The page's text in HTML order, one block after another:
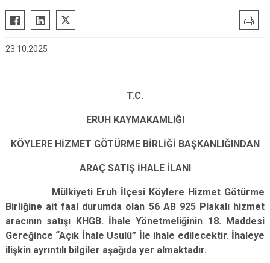
23.10.2025
T.C.
ERUH KAYMAKAMLIĞI
KÖYLERE HİZMET GÖTÜRME BİRLİĞİ BAŞKANLIĞINDAN
ARAÇ SATIŞ İHALE İLANI
Mülkiyeti Eruh İlçesi Köylere Hizmet Götürme
Birliğine ait faal durumda olan 56 AB 925 Plakalı hizmet
aracının satışı KHGB. İhale Yönetmeliğinin 18. Maddesi
Gereğince “Açık İhale Usulü” İle ihale edilecektir. İhaleye
ilişkin ayrıntılı bilgiler aşağıda yer almaktadır.